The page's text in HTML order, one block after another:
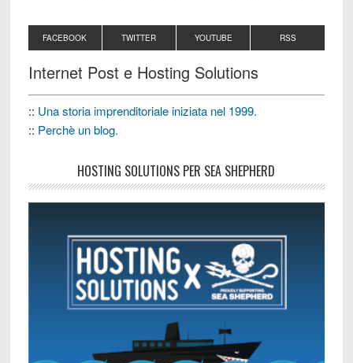
FACEBOOK TWITTER YOUTUBE RSS
Internet Post e Hosting Solutions
:: Una storia imprenditoriale iniziata nel 1999.
:: Perchè un blog.
HOSTING SOLUTIONS PER SEA SHEPHERD